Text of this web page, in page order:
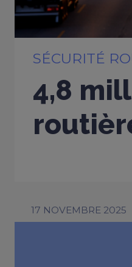
SÉCURITÉ
4,8
17 NOVEMBRE 2025